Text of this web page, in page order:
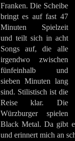
Franken. Die Scheibe
bringt es auf fast 47
Minuten Spielzeit
und teilt sich in acht
Songs auf, die alle
irgendwo zwischen
fünfeinhalb und
sieben Minuten lang
sind. Stilistisch ist die
Reise klar. Die
Würzburger spielen
Black Metal. Da gibt
und erinnert mich an